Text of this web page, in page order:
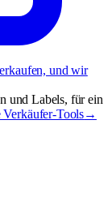
und wir
und Labels, für ein
Tools→